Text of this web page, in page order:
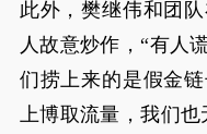
此外，樊继伟和团
人故意炒作，“有人
们捞上来的是假金
上博取流量，我们